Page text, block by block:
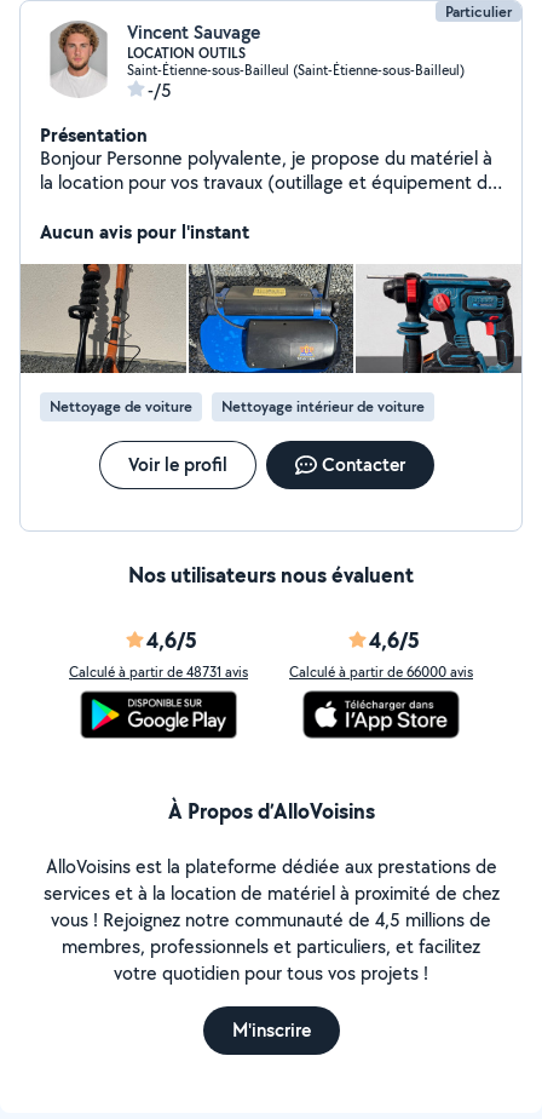
Particulier
Vincent Sauvage
LOCATION OUTILS
Saint-Étienne-sous-Bailleul (Saint-Étienne-sous-Bailleul)
-/5
Présentation
Bonjour Personne polyvalente, je propose du matériel à
la location pour vos travaux (outillage et équipement de
apporter des conseils techniques et un coup de main si
Aucun avis pour l'instant
Nettoyage de voiture Nettoyage intérieur de voiture
Voir le profil Contacter
Nos utilisateurs nous évaluent
4,6/5
Calculé à partir de 48731 avis
4,6/5
Calculé à partir de 66000 avis
À Propos d’AlloVoisins
AlloVoisins est la plateforme dédiée aux prestations de
services et à la location de matériel à proximité de chez
vous ! Rejoignez notre communauté de 4,5 millions de
membres, professionnels et particuliers, et facilitez
votre quotidien pour tous vos projets !
M'inscrire